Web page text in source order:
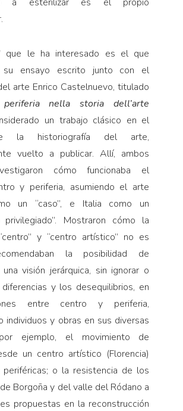
que le ha interesado es el que
su ensayo escrito junto con el
arte Enrico Castelnuevo, titulado
nella storia dell’arte
un trabajo clásico en el
la historiografía del arte,
vuelto a publicar. Allí, ambos
cómo funcionaba el
y periferia, asumiendo el arte
un “caso”, e Italia como un
privilegiado”. Mostraron cómo la
y “centro artístico” no es
la posibilidad de
visión jerárquica, sin ignorar o
y los desequilibrios, en
entre centro y periferia,
individuos y obras en sus diversas
por ejemplo, el movimiento de
un centro artístico (Florencia)
periféricas; o la resistencia de los
Borgoña y del valle del Ródano a
propuestas en la reconstrucción